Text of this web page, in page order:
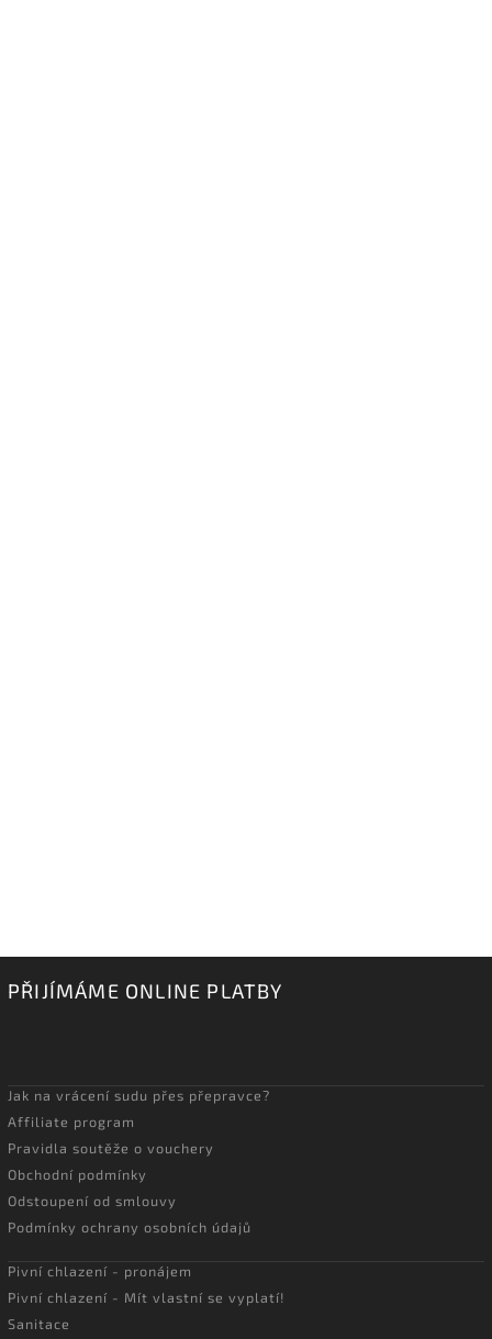
PŘIJÍMÁME ONLINE PLATBY
Jak na vrácení sudu přes přepravce?
Affiliate program
Pravidla soutěže o vouchery
Obchodní podmínky
Odstoupení od smlouvy
Podmínky ochrany osobních údajů
Pivní chlazení - pronájem
Pivní chlazení - Mít vlastní se vyplatí!
Sanitace